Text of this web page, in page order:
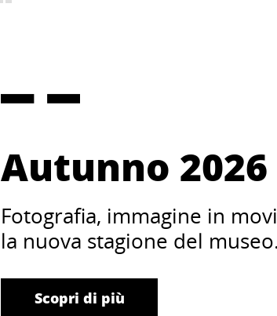
Autunno 2026
Fotografia, immagine in
la nuova stagione del museo.
Scopri di più